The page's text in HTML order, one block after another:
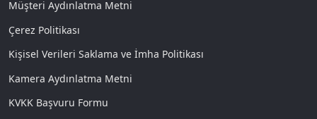
Müşteri Aydınlatma Metni
Çerez Politikası
Kişisel Verileri Saklama ve İmha Politikası
Kamera Aydınlatma Metni
KVKK Başvuru Formu